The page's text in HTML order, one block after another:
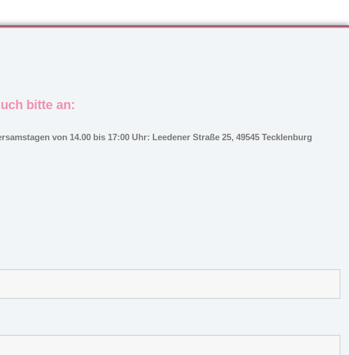
bitte an:
von 14.00 bis 17:00 Uhr: Leedener Straße 25, 49545 Tecklenburg